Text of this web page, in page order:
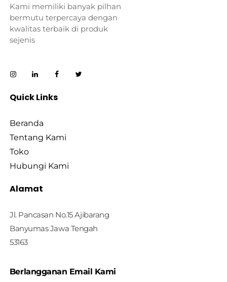
Kami memiliki banyak pilhan
bermutu terpercaya dengan
kwalitas terbaik di produk
sejenis
Quick Links
Beranda
Tentang Kami
Toko
Hubungi Kami
Alamat
Jl. Pancasan No.15 Ajibarang
Banyumas Jawa Tengah
53163
Berlangganan Email Kami